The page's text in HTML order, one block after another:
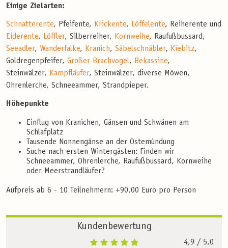
Einige Zielarten:
Schnatterente, Pfeifente, Krickente, Löffelente, Reiherente und
Eiderente, Löffler, Silberreiher, Kornweihe, Raufußbussard,
Seeadler, Wanderfalke, Kranich, Säbelschnäbler, Kiebitz,
Goldregenpfeifer, Großer Brachvogel, Bekassine,
Steinwälzer, Kampfläufer, Steinwälzer, diverse Möwen,
Ohrenlerche, Schneeammer, Strandpieper.
Höhepunkte
Einflug von Kranichen, Gänsen und Schwänen am
Schlafplatz
Tausende Nonnengänse an der Ostemündung
Suche nach ersten Wintergästen: Finden wir
Schneeammer, Ohrenlerche, Raufußbussard, Kornweihe
oder Meerstrandläufer?
Aufpreis ab 6 - 10 Teilnehmern: +90,00 Euro pro Person
Kundenbewertung
4,9 / 5,0